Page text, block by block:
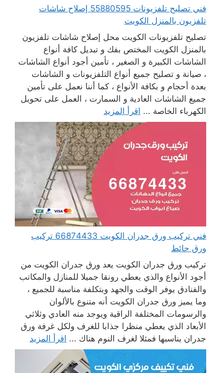
فني تصليح تلفزيونات 55880595 إصلاح شاشات
تلفزيون بالمنزل الكويت
تصليح تلفزيونات الكويت محل إصلاح شاشات تلفزيون
بالمنزل الكويت المختص بفك و تبديل كافة أنواع
الشاشات الكبيرة و الصغير ، تأمين أجود أنواع الشاشات
، صيانة و تصليح جميع أنواع التلفزيونات و الشاشات
بعدة أحجام و بكافة الأنواع ، كما أننا نعمل على تأمين
جميع الشاشات العادية و السمارت ، العمل على تحويل
الكهرباء الخاصة ... اقرأ المزيد
فني تركيب ورق جدران الكويت 66874433 تركيب
ورق حائط
تركيب ورق جدران الكويت يعد ورق جدران الكويت من
أجود الأنواع والذي يعطي رونقا جميلا للمنازل والمكاتب
والفنادق يوفر الوقت والجهد وبتكلفة مناسبة للجميع ،
وما يميز ورق جدران الكويت أنه متنوع بالألوان
والرسومات المختلفة الراقية ويوجد منه العادي وثلاثي
الأبعاد الذي يعطي منظرا جذابا للغرف ولكل غرفة ورق
جدران يناسبها فمثلا لغرف النوم هناك ... اقرأ المزيد